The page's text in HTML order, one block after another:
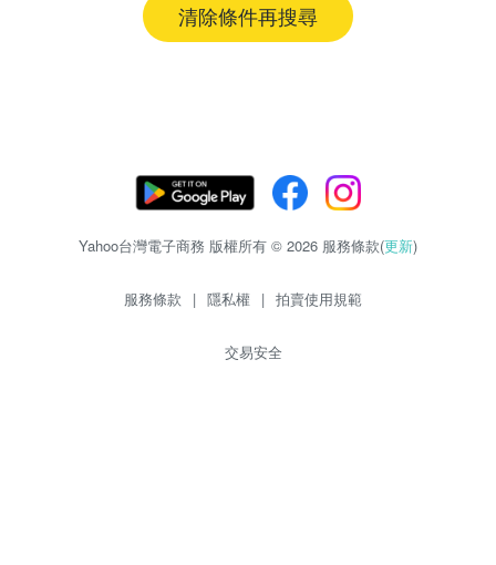
清除條件再搜尋
Yahoo台灣電子商務 版權所有 © 2026 服務條款(更新)
服務條款 | 隱私權 | 拍賣使用規範
交易安全